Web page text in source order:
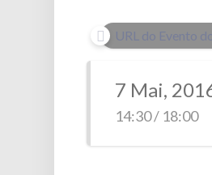
URL do Evento
7 Mai,
14:30 / 18:00